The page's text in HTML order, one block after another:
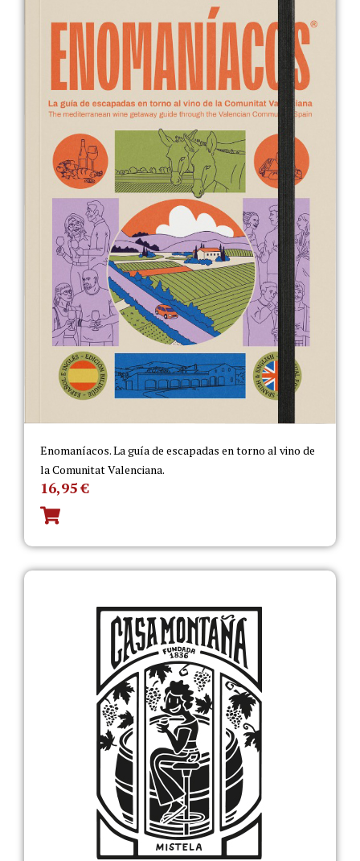
Enomaníacos. La guía de escapadas en torno al vino de
la Comunitat Valenciana.
16,95€